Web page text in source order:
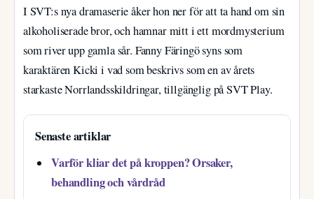
I SVT:s nya dramaserie åker hon ner för att ta hand om sin
alkoholiserade bror, och hamnar mitt i ett mordmysterium
som river upp gamla sår. Fanny Färingö syns som
karaktären Kicki i vad som beskrivs som en av årets
starkaste Norrlandsskildringar, tillgänglig på SVT Play.
Senaste artiklar
Varför kliar det på kroppen? Orsaker,
behandling och vårdråd